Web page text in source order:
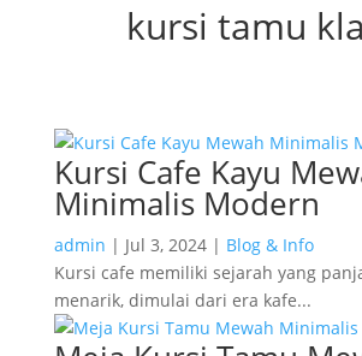
kursi tamu
Kursi Cafe Kayu
Minimalis Modern
admin | Jul 3, 2024 | Blog & Info
Kursi cafe memiliki sejarah yang
menarik, dimulai dari era kafe...